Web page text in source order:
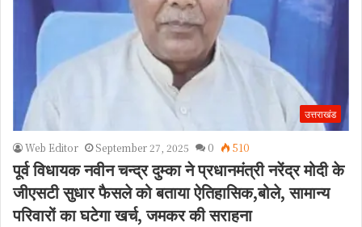
उत्तराखंड
Web Editor September 27, 2025 0 510
पूर्व विधायक नवीन चन्द्र दुम्का ने प्रधानमंत्री नरेंद्र मोदी के
जीएसटी सुधार फैसले को बताया ऐतिहासिक,बोले, सामान्य
परिवारों का घटेगा खर्च, जमकर की सराहना